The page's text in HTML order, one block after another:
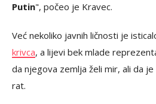
Putin", počeo je Kravec.
Već nekoliko javnih ličnosti je
krivca, a lijevi bek mlade
da njegova zemlja želi mir, ali da
rat.